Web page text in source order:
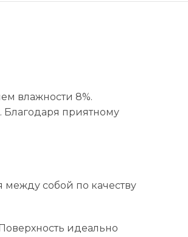
влажности 8%.
Благодаря приятному
между собой по качеству
идеально